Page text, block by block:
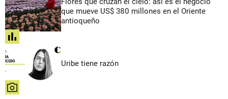
que mueve US$ 380 millones en el Oriente
antioqueño
share
Uribe tiene razón
share